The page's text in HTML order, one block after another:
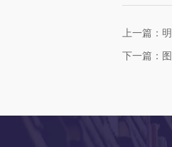
上一篇：
下一篇：